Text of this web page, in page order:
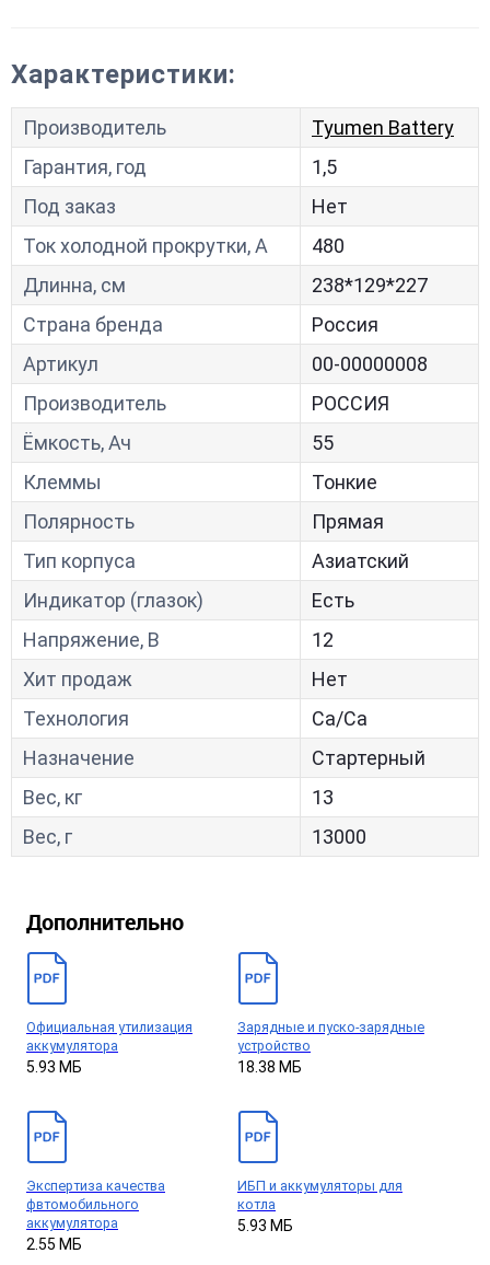
Характеристики:
Производитель
Tyumen Battery
Гарантия, год
1,5
Под заказ
Нет
Ток холодной прокрутки, A
480
Длинна, см
238*129*227
Страна бренда
Россия
Артикул
00-00000008
Производитель
РОССИЯ
Ёмкость, Ач
55
Клеммы
Тонкие
Полярность
Прямая
Тип корпуса
Азиатский
Индикатор (глазок)
Есть
Напряжение, В
12
Хит продаж
Нет
Технология
Са/Са
Назначение
Стартерный
Вес, кг
13
Вес, г
13000
Дополнительно
Официальная утилизация
аккумулятора
5.93 МБ
Зарядные и пуско-зарядные
устройство
18.38 МБ
Экспертиза качества
фвтомобильного
аккумулятора
2.55 МБ
ИБП и аккумуляторы для
котла
5.93 МБ